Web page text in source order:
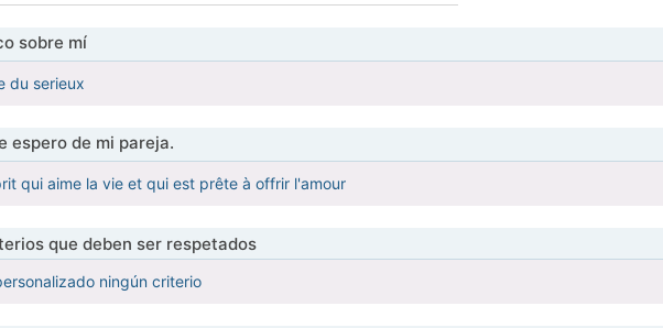
sobre mí
du serieux
espero de mi pareja.
qui aime la vie et qui est prête à offrir l'amour
que deben ser respetados
ningún criterio